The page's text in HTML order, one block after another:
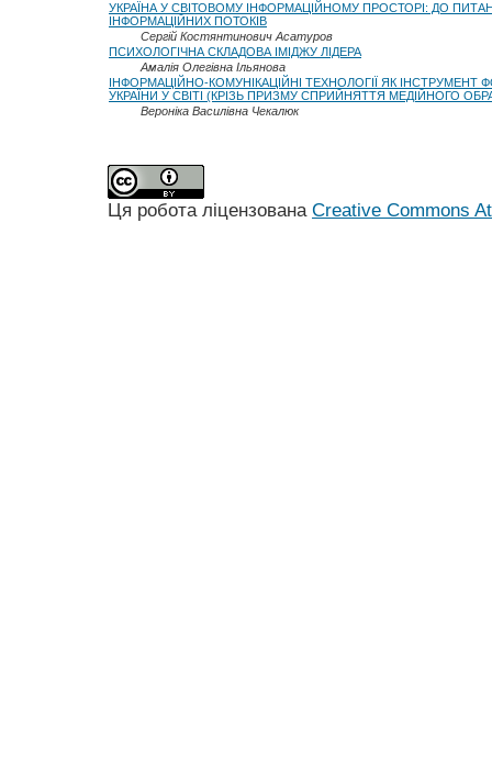
УКРАЇНА У СВІТОВОМУ ІНФОРМАЦІЙНОМУ ПРОСТОРІ: ДО
ІНФОРМАЦІЙНИХ ПОТОКІВ
Сергій Костянтинович Асатуров
ПСИХОЛОГІЧНА СКЛАДОВА ІМІДЖУ ЛІДЕРА
Амалія Олегівна Ільянова
ІНФОРМАЦІЙНО-КОМУНІКАЦІЙНІ ТЕХНОЛОГІЇ ЯК ІНСТРУМЕНТ
УКРАЇНИ У СВІТІ (КРІЗЬ ПРИЗМУ СПРИЙНЯТТЯ МЕДІЙНОГО
Вероніка Василівна Чекалюк
Ця робота ліцензована Creative Commons